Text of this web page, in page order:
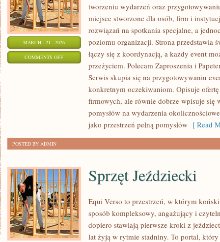
MARCH - 21 - 2026
COMMENTS OFFON
TEMATYCZNE
tworzeniu wydarzeń oraz
miejsce stworzone dla osób, firm i
rozwiązań na spotkania specjalne, a
poziomu organizacji. Strona przedstawia
łączy się z koordynacją, a każdy event
przeżyciem. Polecam Zaproszenia i
Serwis skupia się na przygotowywaniu
konkretnym oczekiwaniom. Opisuje
firmowych, ale równie dobrze wpisuje się
pomysłów na wydarzenia
jako przestrzeń pełną pomysłów [ Read
POSTED BY ADMIN
Sprzęt Jeździecki
Equi Verso to przestrzeń, w którym
sposób kompleksowy, angażujący i
dopiero stawiają pierwsze kroki z
lat żyją w rytmie stadniny. To portal, który